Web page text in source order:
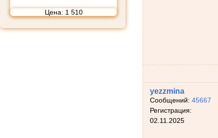
Цена: 1 510
yezzmina
Сообщений:45667
Регистрация:
02.11.2025